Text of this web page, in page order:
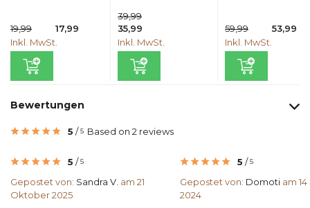
19,99
17,99
Inkl. MwSt.
39,99
35,99
Inkl. MwSt.
59,99
53,99
Inkl. MwSt.
Bewertungen
5 /5 Based on 2 reviews
5 /5
Gepostet von: Sandra V. am 21
Oktober 2025
5 /5
Gepostet von: Domoti am
2024